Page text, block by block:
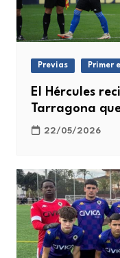
Previas Primer
El Hércules
Tarragona
22/05/2026